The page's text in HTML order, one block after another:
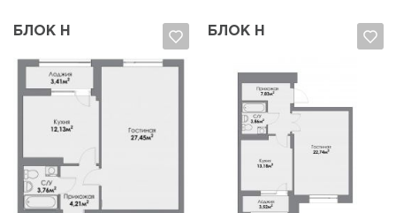
БЛОК Н
Да, удалить
БЛОК Н
Да, удалить Отмена